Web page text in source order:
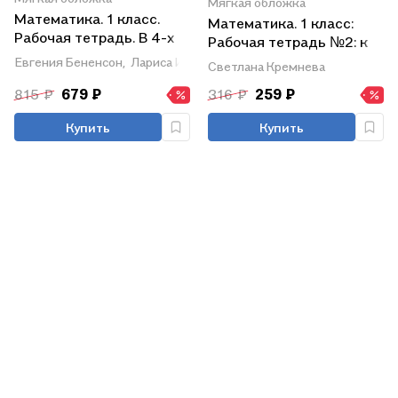
Математика. 1 класс.
Рабочая тетрадь. В 4-х
частях. Тетрадь № 1
Евгения Бененсон, Лариса Итина
815 ₽ 679 ₽
Купить
Математика. 1 класс:
Рабочая тетрадь №2: к
учебнику М.И. Моро и др.
"Математика. 1 класс. В 2
частях"
Светлана Кремнева
316 ₽ 259 ₽
Купить